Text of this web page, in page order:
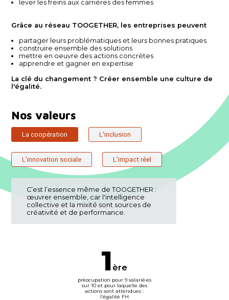
lever les freins aux carrières des femmes
Grâce au réseau TOOGETHER, les entreprises peuvent
partager leurs problématiques et leurs bonnes pratiques
construire ensemble des solutions
mettre en oeuvre des actions concrètes
apprendre et gagner en expertise
La clé du changement ? Créer ensemble une culture de
l'égalité.
Nos valeurs
La coopération L'inclusion
L'innovation sociale L'impact réel
C’est l’essence même de TOOGETHER :
œuvrer ensemble, car l'intelligence
collective et la mixité sont sources de
créativité et de performance.
1 ère
préocupation pour 9 salarié·es
sur 10 et pour laquelle des
actions sont attendues :
l’égalité FH